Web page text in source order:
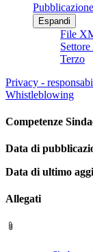
Espandi
File
Terzo
Privacy -
Whistleblowing
Competenze
Data di
Data di ultimo
Allegati